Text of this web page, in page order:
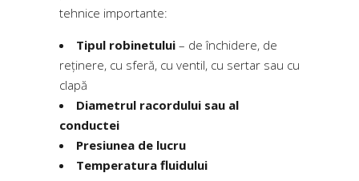
tehnice importante:
Tipul robinetului – de închidere, de
reținere, cu sferă, cu ventil, cu sertar sau cu
clapă
Diametrul racordului sau al
conductei
Presiunea de lucru
Temperatura fluidului